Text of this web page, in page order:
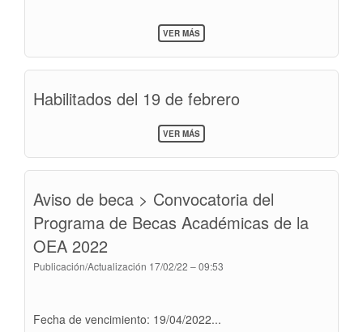
VER MÁSSOBRE
INSCRIPCIONES
Habilitados del 19 de febrero
VER MÁSSOBRE
HABILITADOS
FEBRERO
Aviso de beca > Convocatoria del
Programa de Becas Académicas de la
OEA 2022
Publicación/Actualización 17/02/22 – 09:53
Fecha de vencimiento: 19/04/2022...